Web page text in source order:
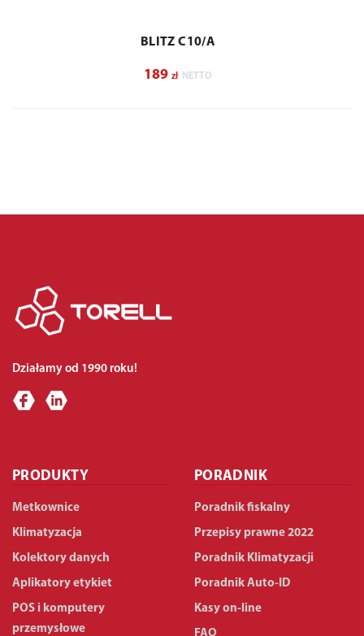
BLITZ C10/A
189 zł NETTO
Działamy od 1990 roku!
PRODUKTY
Metkownice
Klimatyzacja
Kolektory danych
Aplikatory etykiet
POS i komputery
przemysłowe
PORADNIK
Poradnik fiskalny
Przepisy prawne 2022
Poradnik Klimatyzacji
Poradnik Auto-ID
Kasy on-line